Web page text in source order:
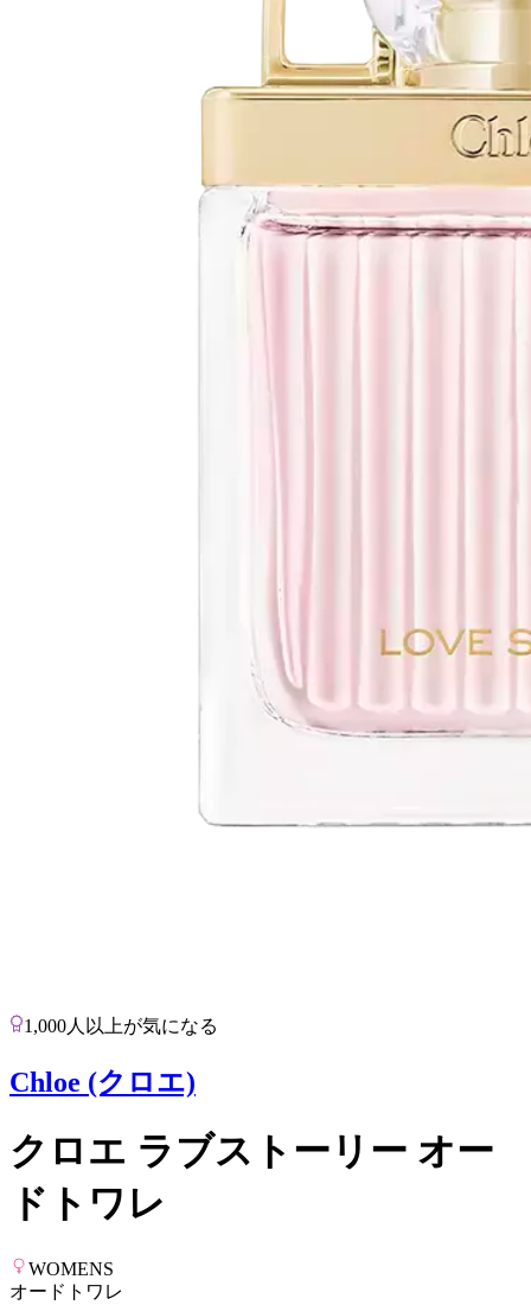
1,000人以上が気になる
Chloe (クロエ)
クロエ ラブストーリー オー
ドトワレ
WOMENS
オードトワレ